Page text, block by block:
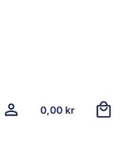
0,00 kr